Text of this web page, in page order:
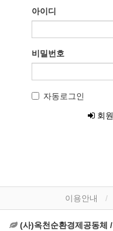
아이디
비밀번호
자동로그인
회
이용안내
(사)옥천순환경제공동체